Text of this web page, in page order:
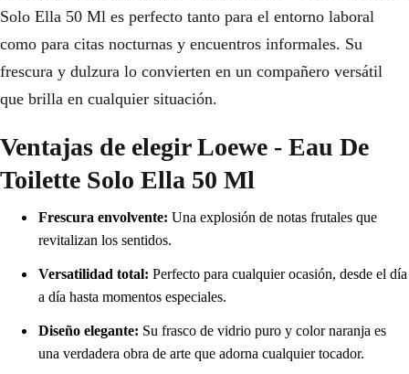
Solo Ella 50 Ml es perfecto tanto para el entorno laboral
como para citas nocturnas y encuentros informales. Su
frescura y dulzura lo convierten en un compañero versátil
que brilla en cualquier situación.
Ventajas de elegir Loewe - Eau De
Toilette Solo Ella 50 Ml
Frescura envolvente: Una explosión de notas frutales que
revitalizan los sentidos.
Versatilidad total: Perfecto para cualquier ocasión, desde el día
a día hasta momentos especiales.
Diseño elegante: Su frasco de vidrio puro y color naranja es
una verdadera obra de arte que adorna cualquier tocador.